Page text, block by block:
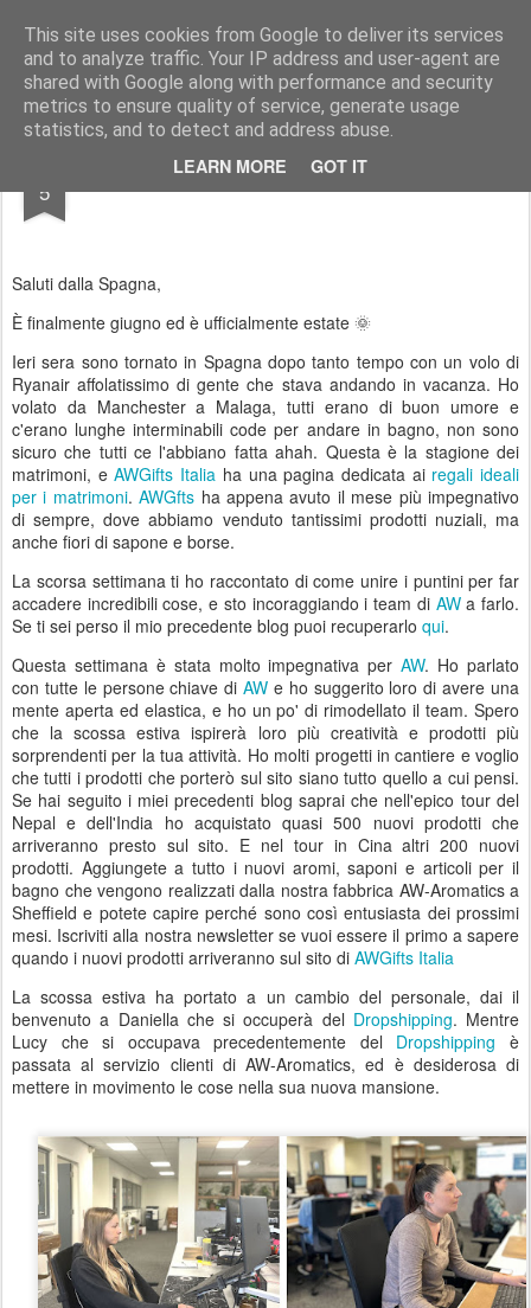
This site uses cookies from Google to deliver its services
and to analyze traffic. Your IP address and user-agent are
shared with Google along with performance and security
metrics to ensure quality of service, generate usage
statistics, and to detect and address abuse.
LEARN MORE GOT IT
AWGifts Italia
Home
5 È arrivata l'ora di una scossa estiva
Saluti dalla Spagna,
È finalmente giugno ed è ufficialmente estate 🌞
Ieri sera sono tornato in Spagna dopo tanto tempo con un volo di
Ryanair affolatissimo di gente che stava andando in vacanza. Ho
volato da Manchester a Malaga, tutti erano di buon umore e
c'erano lunghe interminabili code per andare in bagno, non sono
sicuro che tutti ce l'abbiano fatta ahah. Questa è la stagione dei
matrimoni, eAWGifts Italia ha una pagina dedicata ai regali ideali
per i matrimoni.AWGfts ha appena avuto il mese più impegnativo
di sempre, dove abbiamo venduto tantissimi prodotti nuziali, ma
anche fiori di sapone e borse.
La scorsa settimana ti ho raccontato di come unire i puntini per far
accadere incredibili cose, e sto incoraggiando i team di AWa farlo.
Se ti sei perso il mio precedente blog puoi recuperarlo qui.
Questa settimana è stata molto impegnativa perAW. Ho parlato
con tutte le persone chiave diAW e ho suggerito loro di avere una
mente aperta ed elastica, e ho un po' di rimodellato il team. Spero
che la scossa estiva ispirerà loro più creatività e prodotti più
sorprendenti per la tua attività. Ho molti progetti in cantiere e voglio
che tutti i prodotti che porterò sul sito siano tutto quello a cui pensi.
Se hai seguito i miei precedenti blog saprai che nell'epico tour del
Nepal e dell'India ho acquistato quasi 500 nuovi prodotti che
arriveranno presto sul sito. E nel tour in Cina altri 200 nuovi
prodotti. Aggiungete a tutto i nuovi aromi, saponi e articoli per il
bagno che vengono realizzati dalla nostra fabbrica AW-Aromatics a
Sheffield e potete capire perché sono così entusiasta dei prossimi
mesi. Iscriviti alla nostra newsletter se vuoi essere il primo a sapere
quando i nuovi prodotti arriveranno sul sito di AWGifts Italia
La scossa estiva ha portato a un cambio del personale, dai il
benvenuto a Daniella che si occuperà del Dropshipping. Mentre
Lucy che si occupava precedentemente del Dropshipping è
passata al servizio clienti di AW-Aromatics, ed è desiderosa di
mettere in movimento le cose nella sua nuova mansione.